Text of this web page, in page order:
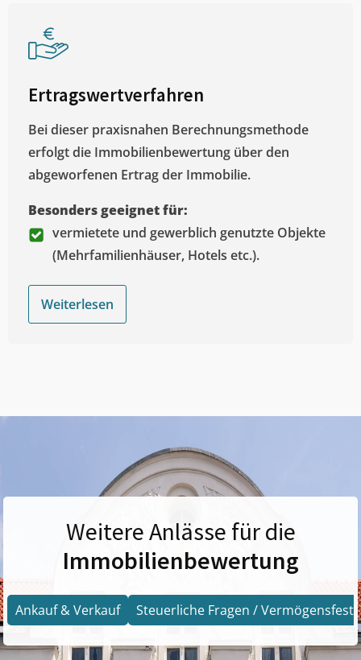
Ertragswertverfahren
Bei dieser praxisnahen Berechnungsmethode
erfolgt die Immobilienbewertung über den
abgeworfenen Ertrag der Immobilie.
Besonders geeignet für:
vermietete und gewerblich genutzte Objekte
(Mehrfamilienhäuser, Hotels etc.).
Weiterlesen
Weitere Anlässe für die
Immobilienbewertung
Ankauf & Verkauf Steuerliche Fragen /